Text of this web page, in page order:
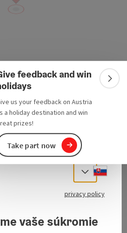
feedback and win
us your feedback on Austria
a holiday destination and win
prizes!
Take part now
open inOpen in
date information with the
here
Select
privacy policy
vaše súkromie